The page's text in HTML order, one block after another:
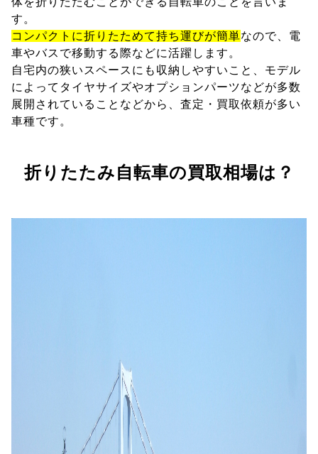
す。
コンパクトに折りたためて持ち運びが簡単なので、電
車やバスで移動する際などに活躍します。
自宅内の狭いスペースにも収納しやすいこと、モデル
によってタイヤサイズやオプションパーツなどが多数
展開されていることなどから、査定・買取依頼が多い
車種です。
折りたたみ自転車の買取相場は？